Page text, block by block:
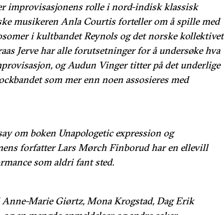
improvisasjonens rolle i nord-indisk klassisk
musikeren Anla Courtis forteller om å spille med
i kultbandet Reynols og det norske kollektivet
Jerve har alle forutsetninger for å undersøke hva
og Audun Vinger titter på det underlige
som mer enn noen assosieres med
om boken Unapologetic expression og
forfatter Lars Mørch Finborud har en ellevill
som aldri fant sted.
Marie Giørtz, Mona Krogstad, Dag Erik